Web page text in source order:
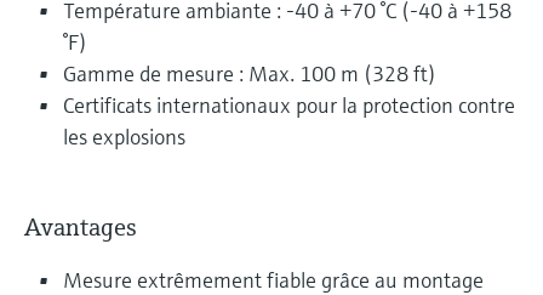
Température ambiante : -40 à +70 °C (-40 à +158
°F)
Gamme de mesure : Max. 100 m (328 ft)
Certificats internationaux pour la protection contre
les explosions
Avantages
Mesure extrêmement fiable grâce au montage